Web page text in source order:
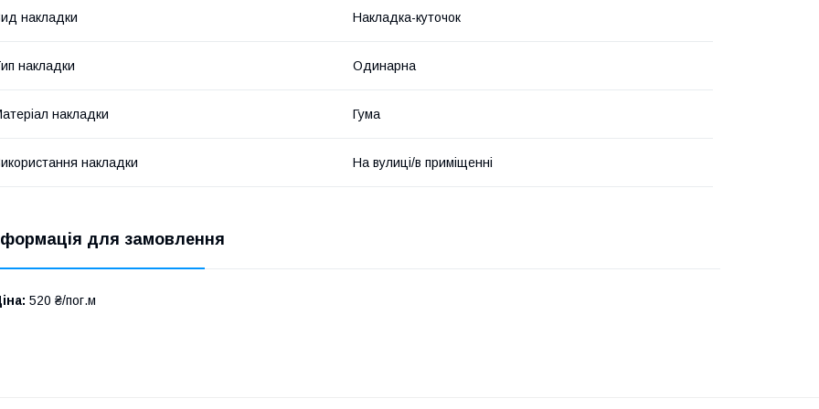
накладки Накладка-куточок
накладки Одинарна
накладки Гума
накладки На вулиці/в приміщенні
для замовлення
520 ₴/пог.м